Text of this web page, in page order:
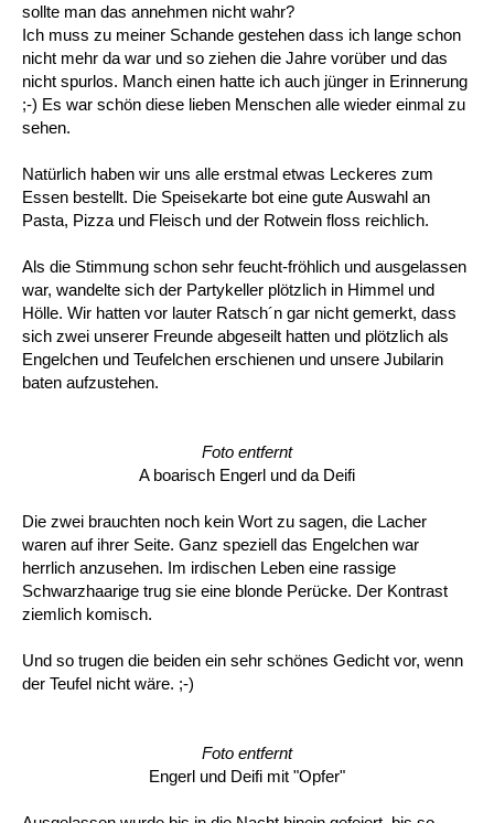
sollte man das annehmen nicht wahr?
Ich muss zu meiner Schande gestehen dass ich lange schon
nicht mehr da war und so ziehen die Jahre vorüber und das
nicht spurlos. Manch einen hatte ich auch jünger in Erinnerung
;-) Es war schön diese lieben Menschen alle wieder einmal zu
sehen.
Natürlich haben wir uns alle erstmal etwas Leckeres zum
Essen bestellt. Die Speisekarte bot eine gute Auswahl an
Pasta, Pizza und Fleisch und der Rotwein floss reichlich.
Als die Stimmung schon sehr feucht-fröhlich und ausgelassen
war, wandelte sich der Partykeller plötzlich in Himmel und
Hölle. Wir hatten vor lauter Ratsch´n gar nicht gemerkt, dass
sich zwei unserer Freunde abgeseilt hatten und plötzlich als
Engelchen und Teufelchen erschienen und unsere Jubilarin
baten aufzustehen.
Foto entfernt
A boarisch Engerl und da Deifi
Die zwei brauchten noch kein Wort zu sagen, die Lacher
waren auf ihrer Seite. Ganz speziell das Engelchen war
herrlich anzusehen. Im irdischen Leben eine rassige
Schwarzhaarige trug sie eine blonde Perücke. Der Kontrast
ziemlich komisch.
Und so trugen die beiden ein sehr schönes Gedicht vor, wenn
der Teufel nicht wäre. ;-)
Foto entfernt
Engerl und Deifi mit "Opfer"